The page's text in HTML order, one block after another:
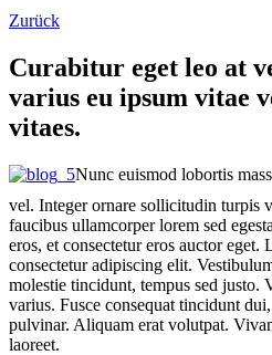
Zurück
Curabitur eget leo at
varius eu ipsum vitae
vitaes.
Nunc euismod lobortis
vel. Integer ornare sollicitudin turpis
faucibus ullamcorper lorem sed
eros, et consectetur eros auctor eget.
consectetur adipiscing elit.
molestie tincidunt, tempus sed justo.
varius. Fusce consequat tincidunt
pulvinar. Aliquam erat volutpat.
laoreet.